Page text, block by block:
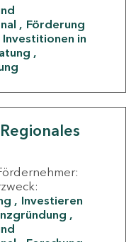
Förderung
Investitionen in
Investieren